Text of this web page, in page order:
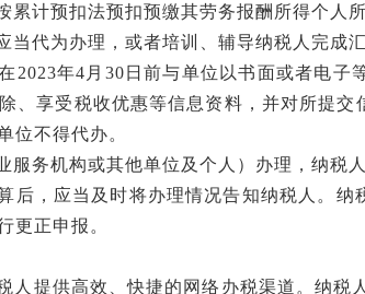
累计预扣法预扣预缴其劳务报酬所得个人
当代为办理，或者培训、辅导纳税人完成
2023年4月30日前与单位以书面或者电子
、享受税收优惠等信息资料，并对所提
位不得代办。
服务机构或其他单位及个人）办理，纳税
后，应当及时将办理情况告知纳税人。
更正申报。
人提供高效、快捷的网络办税渠道。纳税